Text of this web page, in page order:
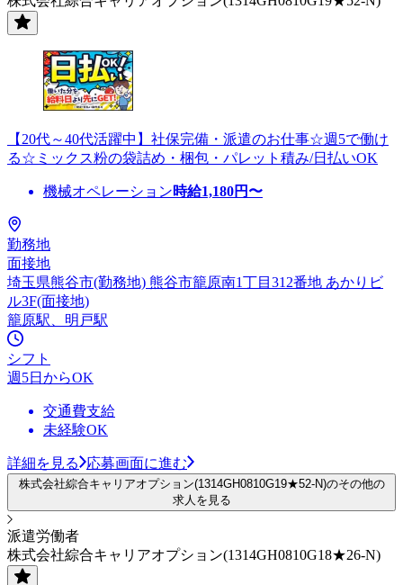
【20代～40代活躍中】社保完備・派遣のお仕事☆週5で働け
る☆ミックス粉の袋詰め・梱包・パレット積み/日払いOK
機械オペレーション時給1,180円〜
勤務地
面接地
埼玉県熊谷市(勤務地) 熊谷市籠原南1丁目312番地 あかりビ
ル3F(面接地)
籠原駅、明戸駅
シフト
週5日からOK
交通費支給
未経験OK
詳細を見る 応募画面に進む
株式会社綜合キャリアオプション(1314GH0810G19★52-N)のその他の
求人を見る
派遣労働者
株式会社綜合キャリアオプション(1314GH0810G18★26-N)